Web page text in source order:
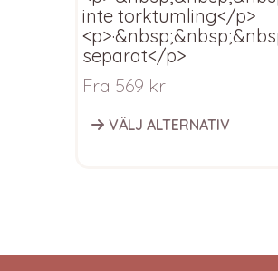
inte torktumling</p>
separat</p>
Fra 569 kr
VÄLJ ALTERNATIV